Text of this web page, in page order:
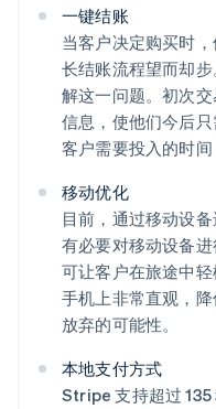
一键结账
当客户决定购买时
长结账流程望而却
解这一问题。初次
信息，使他们今后
客户需要投入的时间
移动优化
目前，通过移动设
有必要对移动设备
可让客户在旅途中
手机上非常直观，
放弃的可能性。
本地支付方式
Stripe 支持超过